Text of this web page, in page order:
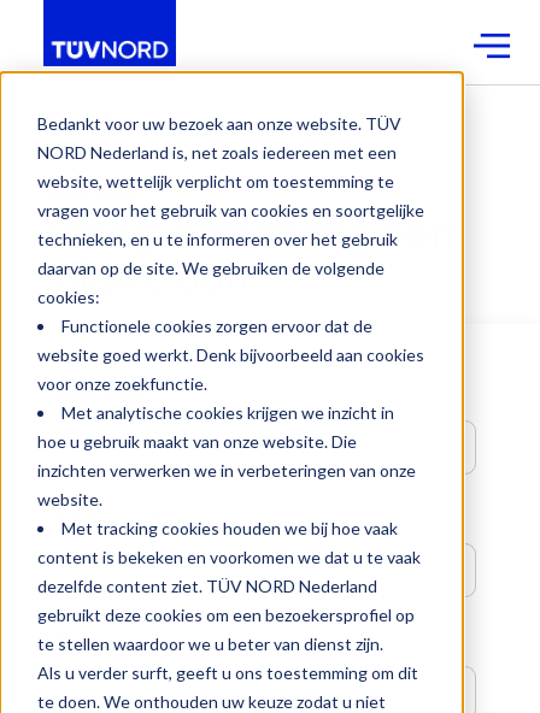
Bedankt voor uw bezoek aan onze website. TÜV
NORD Nederland is, net zoals iedereen met een
website, wettelijk verplicht om toestemming te
vragen voor het gebruik van cookies en soortgelijke
technieken, en u te informeren over het gebruik
daarvan op de site. We gebruiken de volgende
cookies:
Functionele cookies zorgen ervoor dat de
website goed werkt. Denk bijvoorbeeld aan cookies
voor onze zoekfunctie.
Met analytische cookies krijgen we inzicht in
hoe u gebruik maakt van onze website. Die
inzichten verwerken we in verbeteringen van onze
website.
Met tracking cookies houden we bij hoe vaak
content is bekeken en voorkomen we dat u te vaak
dezelfde content ziet. TÜV NORD Nederland
gebruikt deze cookies om een bezoekersprofiel op
te stellen waardoor we u beter van dienst zijn.
Als u verder surft, geeft u ons toestemming om dit
te doen. We onthouden uw keuze zodat u niet
Offerte aanvraag
ALGEMEEN
Vraag eenvoudig een
offerte aan
Voornaam*
Achternaam
Bedrijfsnaam*